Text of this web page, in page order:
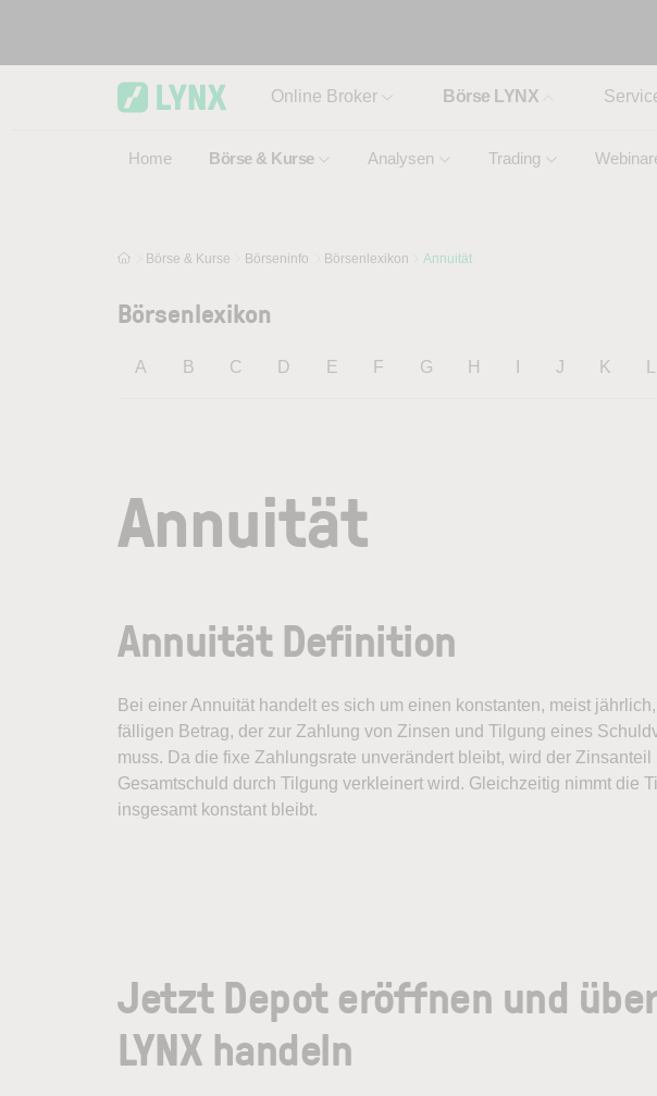
Online Broker Börse LYNX
Home Börse & Kurse Analysen Trading
Börse & Kurse Börseninfo Börsenlexikon Annuität
Börsenlexikon
A B C D E F G H J K
Annuität
Annuität Definition
Bei einerAnnuität handelt es sich um einen konstanten, meist
fälligen Betrag, der zur Zahlung von Zinsen und Tilgung eines
muss. Da die fixe Zahlungsrate unverändert bleibt, wird der
Gesamtschuld durch Tilgung verkleinert wird. Gleichzeitig nimmt die
insgesamt konstant bleibt.
Jetzt Depot eröffnen und
LYNX handeln